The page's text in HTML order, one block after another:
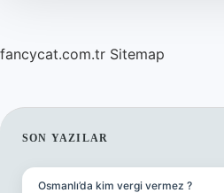
fancycat.com.tr Sitemap
SIDEBAR
SON YAZILAR
Osmanlı’da kim vergi vermez ?